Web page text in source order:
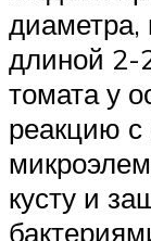
диаметра,
длиной 2-
томата у
реакцию с
кусту и